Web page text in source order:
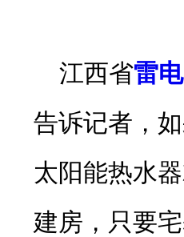
江西省雷
告诉记者，
太阳能热水
建房，只要